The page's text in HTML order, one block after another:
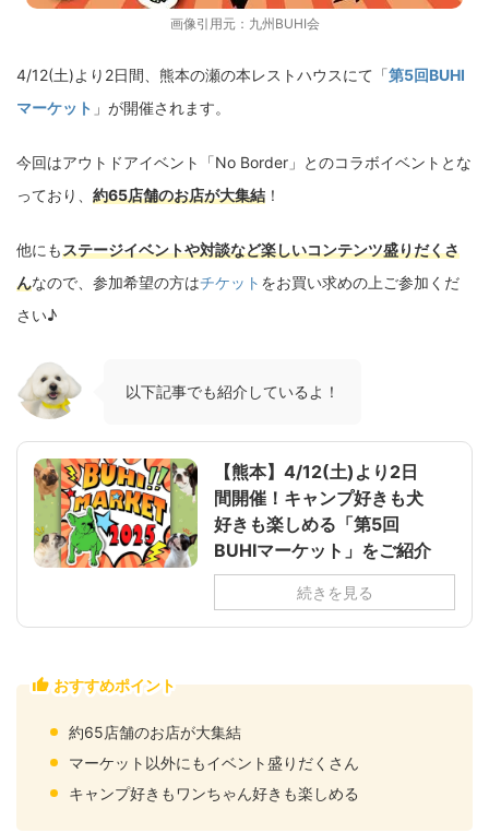
画像引用元： 九州BUHI会
4/12(土)より2日間、熊本の瀬の本レストハウスにて「第5回BUHI
マーケット 」が開催されます。
今回はアウトドアイベント「No Border」とのコラボイベントとな
っており、 約65店舗のお店が大集結 ！
他にもステージイベントや対談など楽しいコンテンツ盛りだくさ
んなので、参加希望の方はチケット をお買い求めの上ご参加くだ
さい♪
以下記事でも紹介しているよ！
【熊本】4/12(土)より2日
間開催！キャンプ好きも犬
好きも楽しめる「第5回
BUHIマーケット」をご紹介
続きを見る
おすすめポイント
約65店舗のお店が大集結
マーケット以外にもイベント盛りだくさん
キャンプ好きもワンちゃん好きも楽しめる